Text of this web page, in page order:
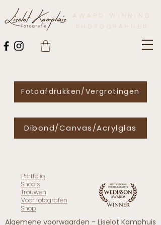
AWARD WINNING
PHOTOGRAPHER
Fotoafdrukken/Vergrotingen
Dibond/Canvas/Acrylglas
Portfolio
Shoots
Trouwen
Voor fotografen
Shop
Algemene voorwaarden - Liselot Kamphuis